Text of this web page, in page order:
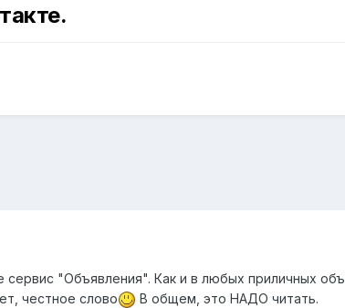
сервис "Объявления". Как и в любых приличных
честное слово
В общем, это НАДО читать.